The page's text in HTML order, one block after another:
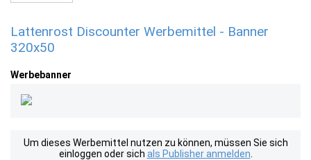
Lattenrost Discounter Werbemittel - Banner
320x50
Werbebanner
Um dieses Werbemittel nutzen zu können, müssen Sie sich
einloggen oder sich als Publisher anmelden